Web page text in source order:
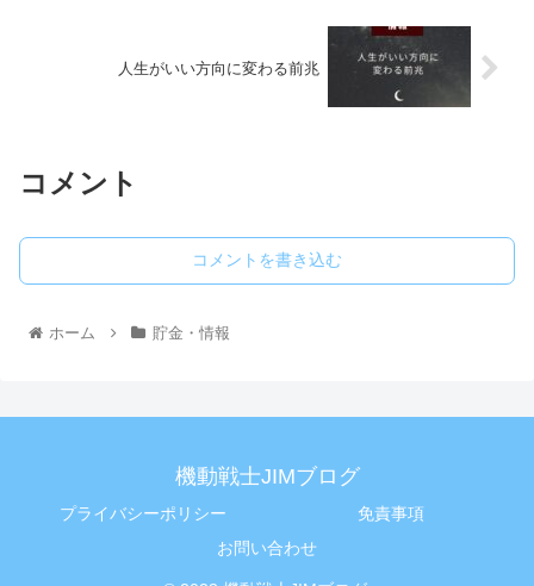
人生がいい方向に変わる前兆
コメント
コメントを書き込む
ホーム 貯金・情報
機動戦士JIMブログ
プライバシーポリシー
免責事項
お問い合わせ